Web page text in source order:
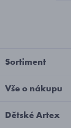
Sortiment
Vše o nákupu
Dětské Artex